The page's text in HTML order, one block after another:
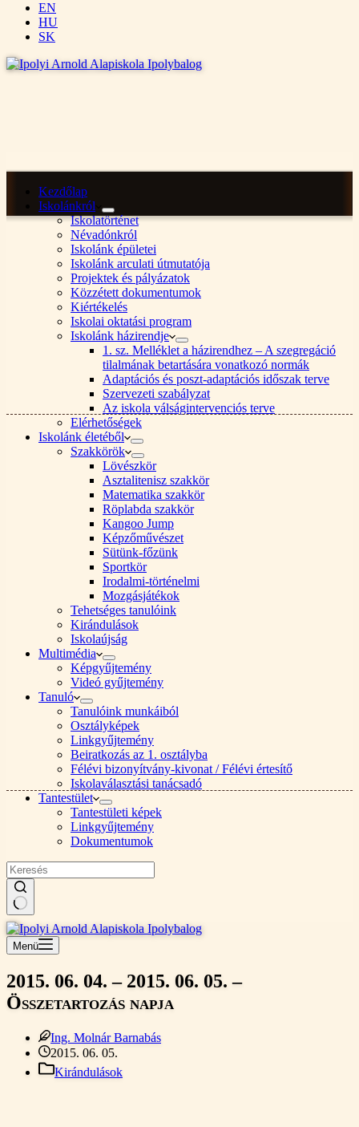
EN
HU
SK
Kezdőlap
Iskolánkról
Iskolatörténet
Névadónkról
Iskolánk épületei
Iskolánk arculati útmutatója
Projektek és pályázatok
Közzétett dokumentumok
Kiértékelés
Iskolai oktatási program
Iskolánk házirendje
1. sz. Melléklet a házirendhez – A szegregáció
tilalmának betartására vonatkozó normák
Adaptációs és poszt-adaptációs időszak terve
Szervezeti szabályzat
Az iskola válságintervenciós terve
Elérhetőségek
Iskolánk életéből
Szakkörök
Lövészkör
Asztalitenisz szakkör
Matematika szakkör
Röplabda szakkör
Kangoo Jump
Képzőművészet
Sütünk-főzünk
Sportkör
Irodalmi-történelmi
Mozgásjátékok
Tehetséges tanulóink
Kirándulások
Iskolaújság
Multimédia
Képgyűjtemény
Videó gyűjtemény
Tanuló
Tanulóink munkáiból
Osztályképek
Linkgyűjtemény
Beiratkozás az 1. osztályba
Félévi bizonyítvány-kivonat / Félévi értesítő
Iskolaválasztási tanácsadó
Tantestület
Tantestületi képek
Linkgyűjtemény
Dokumentumok
Nincs
találat
Menü
2015. 06. 04. – 2015. 06. 05. –
Összetartozás napja
Ing. Molnár Barnabás
2015. 06. 05.
Kirándulások